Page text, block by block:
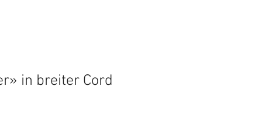
in breiter Cord